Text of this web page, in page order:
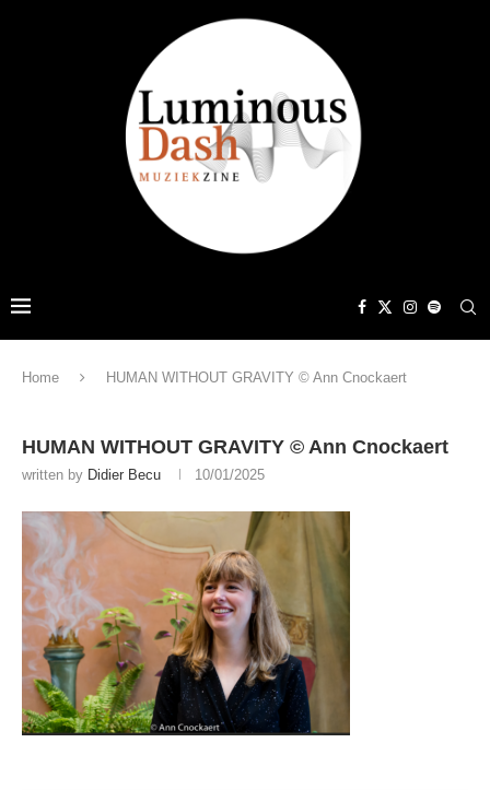
Home HUMAN WITHOUT GRAVITY © Ann Cnockaert
HUMAN WITHOUT GRAVITY © Ann Cnockaert
written by Didier Becu 10/01/2025